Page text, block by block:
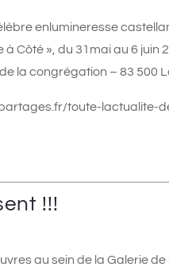
enlumineresse
Côté », du 31mai au 6 juin
la congrégation – 83 500
toute-lactualite-
!!!
au sein de la Galerie